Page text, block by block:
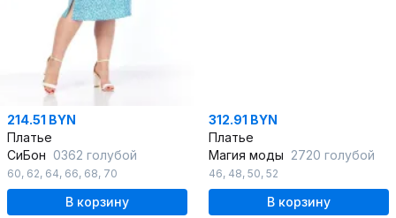
214.51 BYN
Платье
СиБон 0362 голубой
60, 62, 64, 66, 68, 70
В корзину
312.91 BYN
Платье
Магия моды 2720 голубой
46, 48, 50, 52
В корзину